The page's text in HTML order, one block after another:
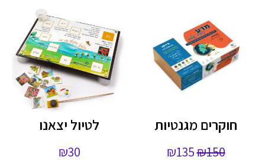
חוקרים מגנטיות
₪150
₪135
לטיול יצאנו
₪30